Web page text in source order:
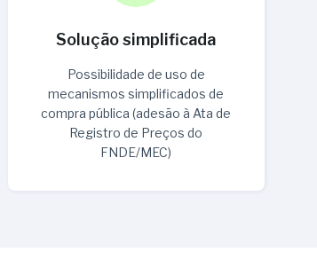
Solução simplificada
Possibilidade de uso de
mecanismos simplificados de
compra pública (adesão à Ata de
Registro de Preços do
FNDE/MEC)